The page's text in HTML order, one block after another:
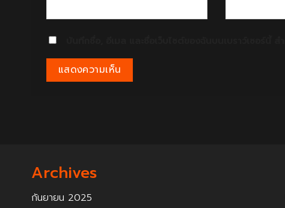
Archives
กันยายน 2025